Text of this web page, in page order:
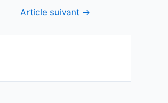
Article suivant →